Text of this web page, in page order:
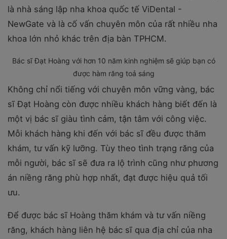
là nhà sáng lập nha khoa quốc tế ViDental -
NewGate và là cố vấn chuyên môn của rất nhiều nha
khoa lớn nhỏ khác trên địa bàn TPHCM.
Bác sĩ Đạt Hoàng với hơn 10 năm kinh nghiệm sẽ giúp bạn có
được hàm răng toả sáng
Không chỉ nổi tiếng với chuyên môn vững vàng, bác
sĩ Đạt Hoàng còn được nhiều khách hàng biết đến là
một vị bác sĩ giàu tình cảm, tận tâm với công việc.
Mỗi khách hàng khi đến với bác sĩ đều được thăm
khám, tư vấn kỹ lưỡng. Tùy theo tình trạng răng của
mỗi người, bác sĩ sẽ đưa ra lộ trình cũng như phương
án niềng răng phù hợp nhất, đạt được hiệu quả tối
ưu.
Để được bác sĩ Hoàng thăm khám và tư vấn niềng
răng, khách hàng liên hệ bác sĩ qua địa chỉ của nha